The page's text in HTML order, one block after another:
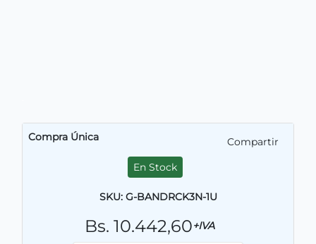
Compra Única
Compartir
En Stock
SKU: G-BANDRCK3N-1U
Bs. 10.442,60+IVA